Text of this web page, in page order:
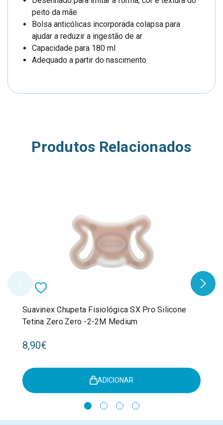
peito da mãe
Bolsa anticólicas incorporada colapsa para
ajudar a reduzir a ingestão de ar
Capacidade para 180 ml
Adequado a partir do nascimento
Produtos Relacionados
Suavinex Chupeta Fisiológica SX Pro Silicone
Tetina Zero.Zero -2-2M Medium
8,90€
ADICIONAR